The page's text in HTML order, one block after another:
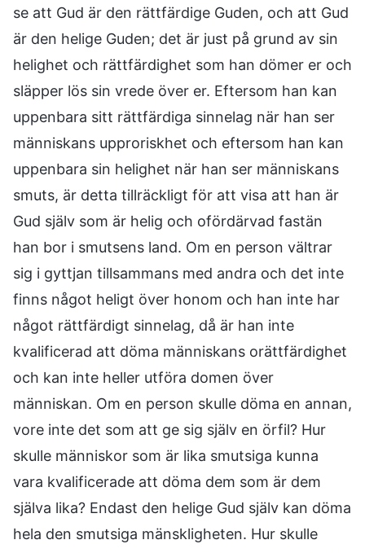
se att Gud är den rättfärdige Guden, och att Gud
är den helige Guden; det är just på grund av sin
helighet och rättfärdighet som han dömer er och
släpper lös sin vrede över er. Eftersom han kan
uppenbara sitt rättfärdiga sinnelag när han ser
människans upproriskhet och eftersom han kan
uppenbara sin helighet när han ser människans
smuts, är detta tillräckligt för att visa att han är
Gud själv som är helig och ofördärvad fastän
han bor i smutsens land. Om en person vältrar
sig i gyttjan tillsammans med andra och det inte
finns något heligt över honom och han inte har
något rättfärdigt sinnelag, då är han inte
kvalificerad att döma människans orättfärdighet
och kan inte heller utföra domen över
människan. Om en person skulle döma en annan,
vore inte det som att ge sig själv en örfil? Hur
skulle människor som är lika smutsiga kunna
vara kvalificerade att döma dem som är dem
själva lika? Endast den helige Gud själv kan döma
hela den smutsiga mänskligheten. Hur skulle